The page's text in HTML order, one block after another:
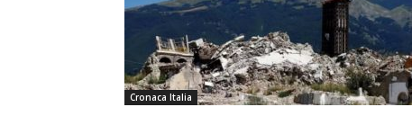
Cronaca Italia